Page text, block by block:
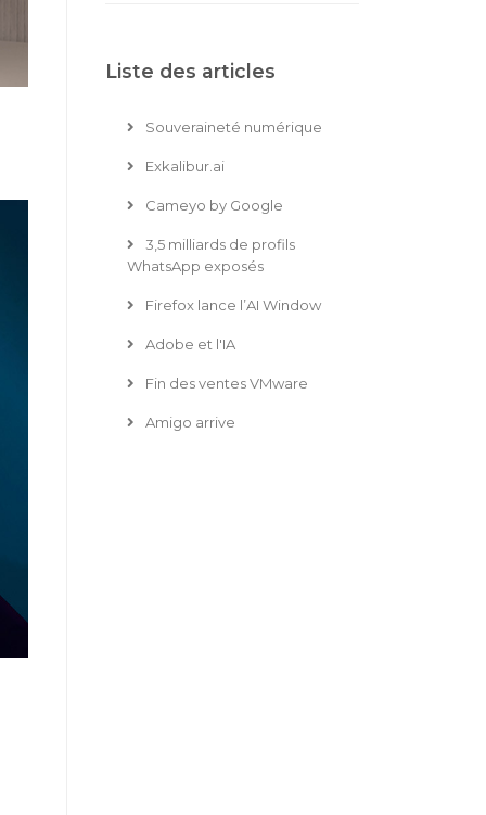
Liste des articles
Souveraineté numérique
Exkalibur.ai
Cameyo by Google
3,5 milliards de profils
WhatsApp exposés
Firefox lance l’AI Window
Adobe et l'IA
Fin des ventes VMware
Amigo arrive